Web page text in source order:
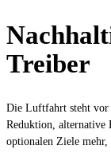
Treiber
Die Luftfahrt steht vor
Reduktion, alternative
optionalen Ziele mehr,